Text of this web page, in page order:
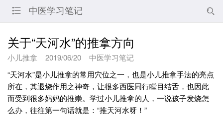
 中医学习笔记 
关于“天河水”的推拿方向
小儿推拿 2019/06/20
中医学习笔记
“天河水”是小儿推拿的常用穴位之一，也是小儿推拿手法的亮点
所在，其退烧作用之神奇，让很多西医同行瞠目结舌，也因此
而受到很多妈妈的推崇。学过小儿推拿的人，一说孩子发烧怎
么办，往往第一句话就是：“推天河水呀！”